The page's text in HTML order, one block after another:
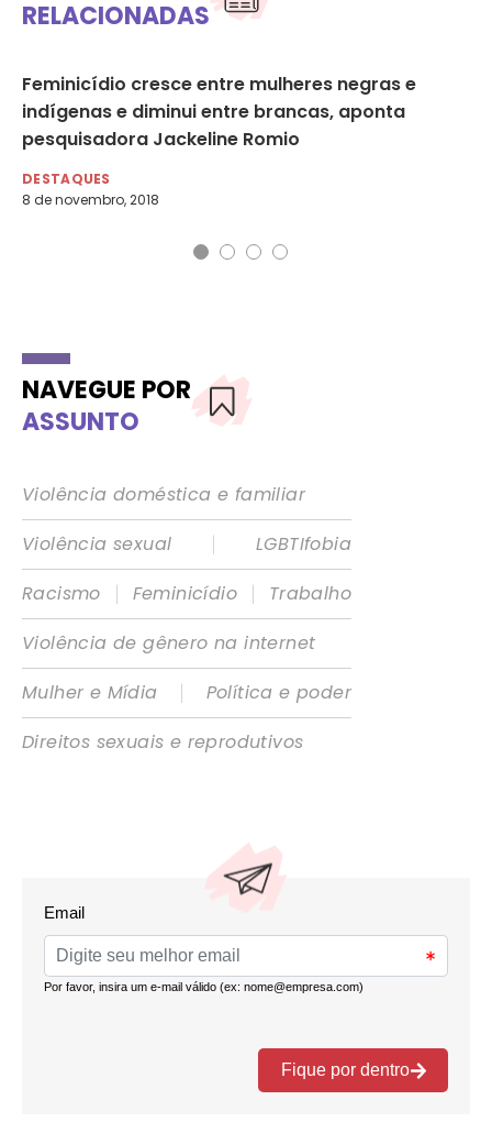
RELACIONADAS
Feminicídio cresce entre mulheres negras e
indígenas e diminui entre brancas, aponta
pesquisadora Jackeline Romio
DESTAQUES
8 de novembro, 2018
NAVEGUE POR
ASSUNTO
Violência doméstica e familiar
Violência sexual
|
LGBTIfobia
Racismo
| Feminicídio |
Trabalho
Violência de gênero na internet
Mulher e Mídia
|
Política e poder
Direitos sexuais e reprodutivos